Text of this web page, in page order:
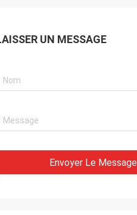
UN MESSAGE
Envoyer Le Message